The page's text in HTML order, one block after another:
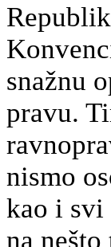
snažnu
pravu.
nismo
kao i svi
na